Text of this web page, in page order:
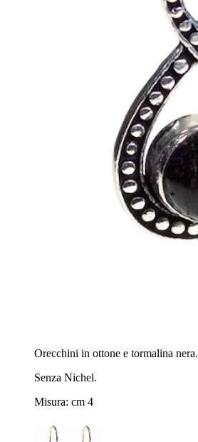
Orecchini in ottone e tormalina nera.
Senza Nichel.
Misura: cm 4